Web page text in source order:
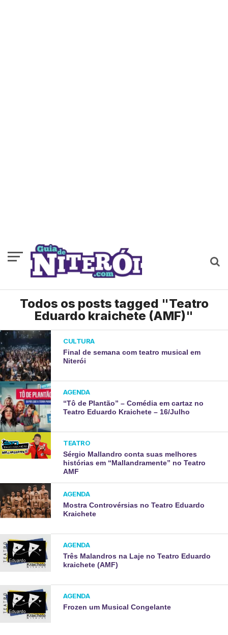
Todos os posts tagged "Teatro
Eduardo kraichete (AMF)"
CULTURA
Final de semana com teatro musical em
Niterói
AGENDA
“Tô de Plantão” – Comédia em cartaz no
Teatro Eduardo Kraichete – 16/Julho
TEATRO
Sérgio Mallandro conta suas melhores
histórias em “Mallandramente” no Teatro
AMF
AGENDA
Mostra Controvérsias no Teatro Eduardo
Kraichete
AGENDA
Três Malandros na Laje no Teatro Eduardo
kraichete (AMF)
AGENDA
Frozen um Musical Congelante